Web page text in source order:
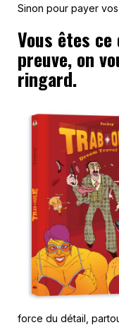
Sinon pour payer
Vous êtes
preuve, on
ringard.
force du détail,